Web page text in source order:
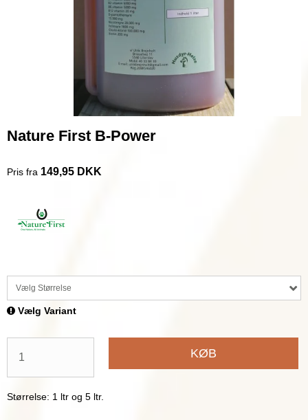
Nature First B-Power
Pris fra 149,95 DKK
Vælg Størrelse
Vælg Variant
KØB
Størrelse: 1 ltr og 5 ltr.